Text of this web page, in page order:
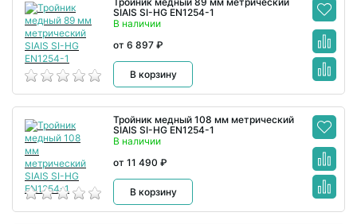
SIAIS SI-HG EN1254-1
В наличии
от 6 897 ₽
В корзину
Тройник медный 108 мм метрический
SIAIS SI-HG EN1254-1
В наличии
от 11 490 ₽
В корзину